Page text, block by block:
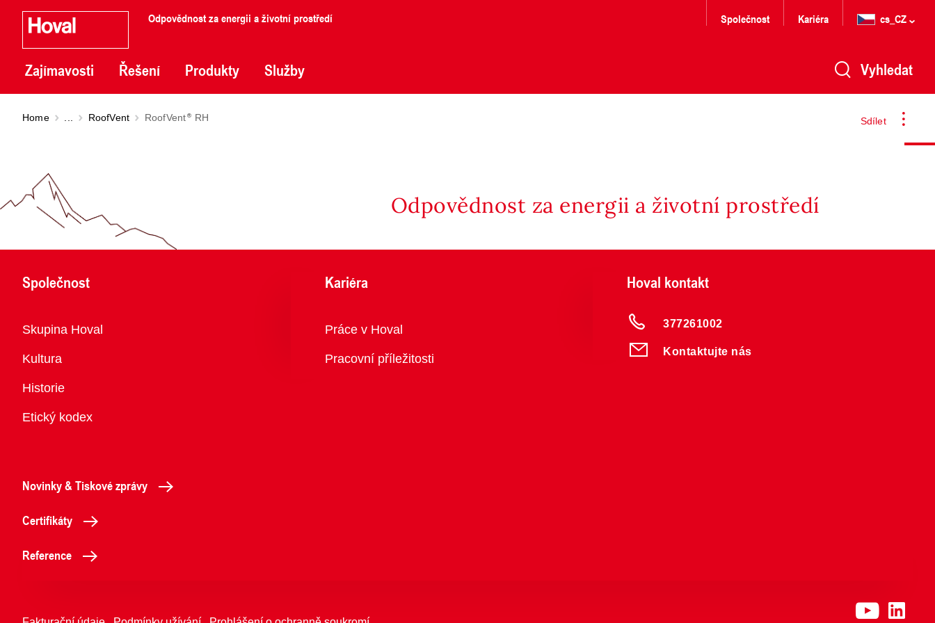
Odpovědnost za energii a životní prostředí
Zajímavosti Řešení Produkty Služby
Společnost Kariéra cs_CZ
Vyhledat
Sdílet
Home RoofVent RoofVent RH
Odpovědnost za energii a životní prostředí
Společnost
Přehled
Skupina Hoval
Kultura
Historie
Etický kodex
Kariéra
Přehled
Práce v Hoval
Pracovní příležitosti
Hoval kontakt
377261002
Kontaktujte nás
Novinky & Tiskové zprávy
Certifikáty
Reference